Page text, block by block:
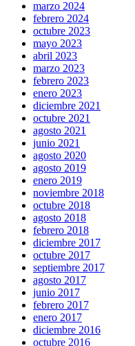
marzo 2024
febrero 2024
octubre 2023
mayo 2023
abril 2023
marzo 2023
febrero 2023
enero 2023
diciembre 2021
octubre 2021
agosto 2021
junio 2021
agosto 2020
agosto 2019
enero 2019
noviembre 2018
octubre 2018
agosto 2018
febrero 2018
diciembre 2017
octubre 2017
septiembre 2017
agosto 2017
junio 2017
febrero 2017
enero 2017
diciembre 2016
octubre 2016